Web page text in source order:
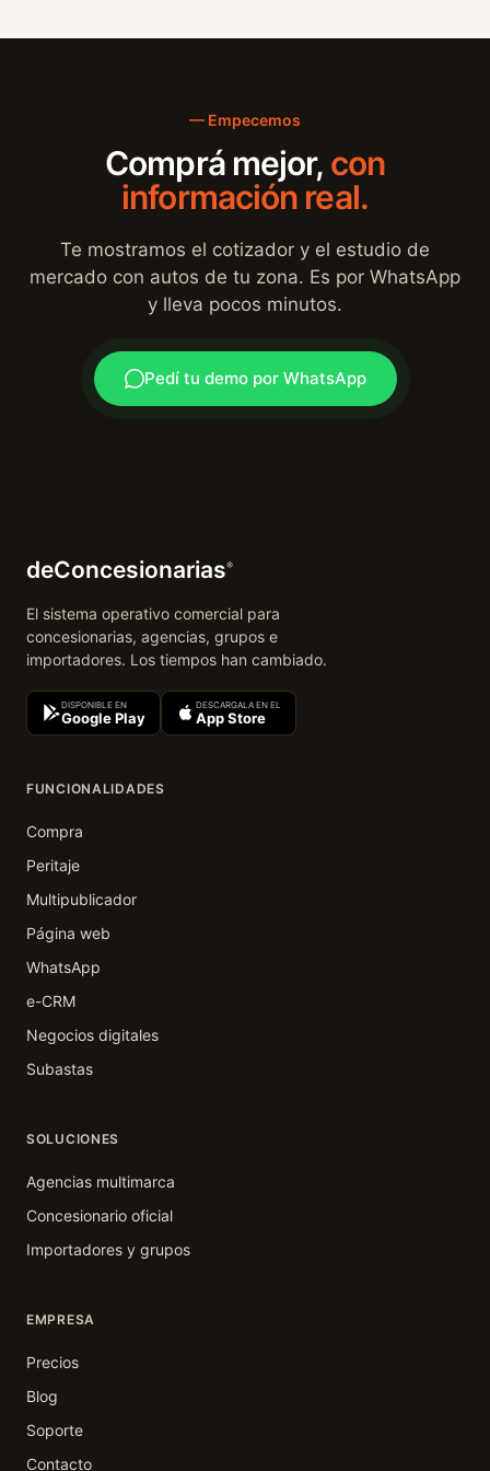
— Empecemos
Comprá mejor, con
información real.
Te mostramos el cotizador y el estudio de
mercado con autos de tu zona. Es por WhatsApp
y lleva pocos minutos.
Pedí tu demo por WhatsApp
deConcesionarias®
El sistema operativo comercial para
concesionarias, agencias, grupos e
importadores. Los tiempos han cambiado.
DISPONIBLE EN
Google Play
DESCARGALA EN EL
App Store
FUNCIONALIDADES
Compra
Peritaje
Multipublicador
Página web
WhatsApp
e-CRM
Negocios digitales
Subastas
SOLUCIONES
Agencias multimarca
Concesionario oficial
Importadores y grupos
EMPRESA
Precios
Blog
Soporte
Contacto